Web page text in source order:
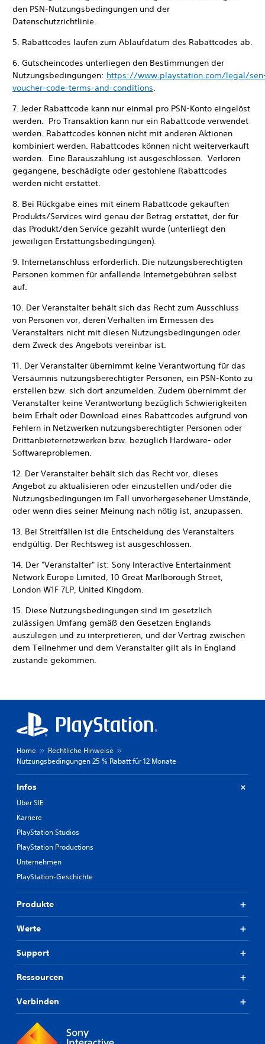
den PSN-Nutzungsbedingungen und der
Datenschutzrichtlinie.
5. Rabattcodes laufen zum Ablaufdatum des Rabattcodes ab.
6. Gutscheincodes unterliegen den Bestimmungen der
Nutzungsbedingungen: https://www.playstation.com/legal/
voucher-code-terms-and-conditions.
7. Jeder Rabattcode kann nur einmal pro PSN-Konto eingelöst
werden. Pro Transaktion kann nur ein Rabattcode verwendet
werden. Rabattcodes können nicht mit anderen Aktionen
kombiniert werden. Rabattcodes können nicht weiterverkauft
werden. Eine Barauszahlung ist ausgeschlossen. Verloren
gegangene, beschädigte oder gestohlene Rabattcodes
werden nicht erstattet.
8. Bei Rückgabe eines mit einem Rabattcode gekauften
Produkts/Services wird genau der Betrag erstattet, der für
das Produkt/den Service gezahlt wurde (unterliegt den
jeweiligen Erstattungsbedingungen).
9. Internetanschluss erforderlich. Die nutzungsberechtigten
Personen kommen für anfallende Internetgebühren selbst
auf.
10. Der Veranstalter behält sich das Recht zum Ausschluss
von Personen vor, deren Verhalten im Ermessen des
Veranstalters nicht mit diesen Nutzungsbedingungen oder
dem Zweck des Angebots vereinbar ist.
11. Der Veranstalter übernimmt keine Verantwortung für das
Versäumnis nutzungsberechtigter Personen, ein PSN-Konto zu
erstellen bzw. sich dort anzumelden. Zudem übernimmt der
Veranstalter keine Verantwortung bezüglich Schwierigkeiten
beim Erhalt oder Download eines Rabattcodes aufgrund von
Fehlern in Netzwerken nutzungsberechtigter Personen oder
Drittanbieternetzwerken bzw. bezüglich Hardware- oder
Softwareproblemen.
12. Der Veranstalter behält sich das Recht vor, dieses
Angebot zu aktualisieren oder einzustellen und/oder die
Nutzungsbedingungen im Fall unvorhergesehener Umstände,
oder wenn dies seiner Meinung nach nötig ist, anzupassen.
13. Bei Streitfällen ist die Entscheidung des Veranstalters
endgültig. Der Rechtsweg ist ausgeschlossen.
14. Der "Veranstalter" ist: Sony Interactive Entertainment
Network Europe Limited, 10 Great Marlborough Street,
London W1F 7LP, United Kingdom.
15. Diese Nutzungsbedingungen sind im gesetzlich
zulässigen Umfang gemäß den Gesetzen Englands
auszulegen und zu interpretieren, und der Vertrag zwischen
dem Teilnehmer und dem Veranstalter gilt als in England
zustande gekommen.
Home
Rechtliche Hinweise
Nutzungsbedingungen 25 % Rabatt für 12 Monate
Infos
Über SIE
Karriere
PlayStation Studios
PlayStation Productions
Unternehmen
PlayStation-Geschichte
Produkte
Werte
Support
Ressourcen
Verbinden